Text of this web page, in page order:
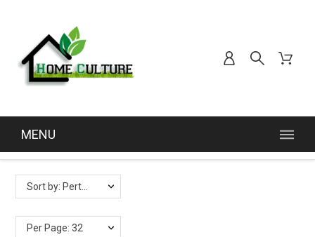
MENU
Lite des produits par marque PASQUINI BINI
Per Page: 32